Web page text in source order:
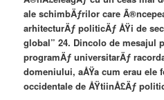
ale schimbÄƒrilor care
arhitecturÄƒ politicÄƒ ÅŸi de
global” 24. Dincolo de mesajul
programÄƒ universitarÄƒ
domeniului, aÅŸa cum erau ele
occidentale de ÅŸtiinÅ£Äƒ